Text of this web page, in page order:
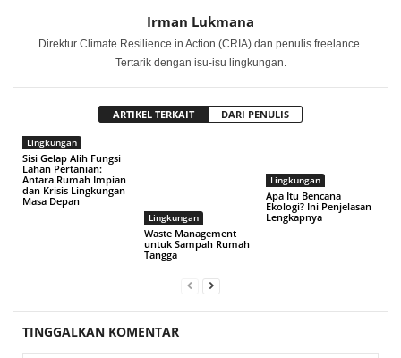
Irman Lukmana
Direktur Climate Resilience in Action (CRIA) dan penulis freelance.
Tertarik dengan isu-isu lingkungan.
ARTIKEL TERKAIT DARI PENULIS
Lingkungan
Sisi Gelap Alih Fungsi
Lahan Pertanian:
Antara Rumah Impian
dan Krisis Lingkungan
Masa Depan
Lingkungan
Waste Management
untuk Sampah Rumah
Tangga
Lingkungan
Apa Itu Bencana
Ekologi? Ini Penjelasan
Lengkapnya
TINGGALKAN KOMENTAR